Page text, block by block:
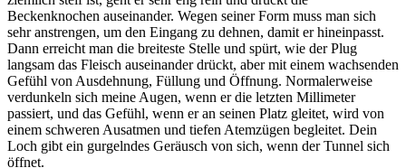
Beckenknochen auseinander. Wegen seiner Form muss man sich
sehr anstrengen, um den Eingang zu dehnen, damit er hineinpasst.
Dann erreicht man die breiteste Stelle und spürt, wie der Plug
langsam das Fleisch auseinander drückt, aber mit einem wachsenden
Gefühl von Ausdehnung, Füllung und Öffnung. Normalerweise
verdunkeln sich meine Augen, wenn er die letzten Millimeter
passiert, und das Gefühl, wenn er an seinen Platz gleitet, wird von
einem schweren Ausatmen und tiefen Atemzügen begleitet. Dein
Loch gibt ein gurgelndes Geräusch von sich, wenn der Tunnel sich
öffnet.